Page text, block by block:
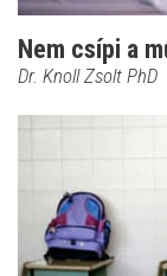
Nem csípi a
Dr. Knoll Zsolt PhD